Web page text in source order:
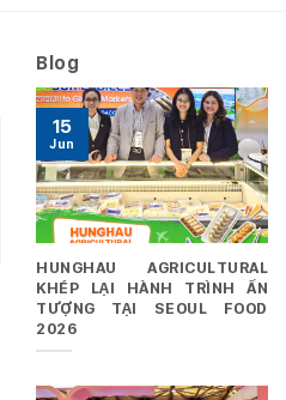
Blog
HUNGHAU AGRICULTURAL
KHÉP LẠI HÀNH TRÌNH ẤN
TƯỢNG TẠI SEOUL FOOD
2026
15
Jun